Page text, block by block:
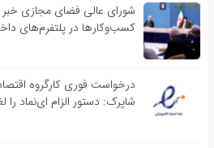
کسب‌و‌کارها در پلتفرم‌های
درخواست فوری کارگروه
شاپرک: دستور الزام ای‌نماد را